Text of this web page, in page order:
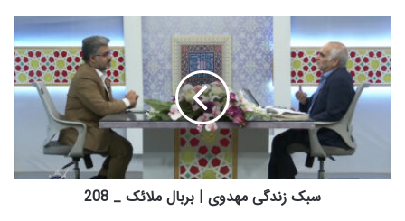
م
ح
س
ی
ن
ه
س
ب
ک
ز
ن
م
سبک زندگی مهدوی | بربال ملائک _ 208